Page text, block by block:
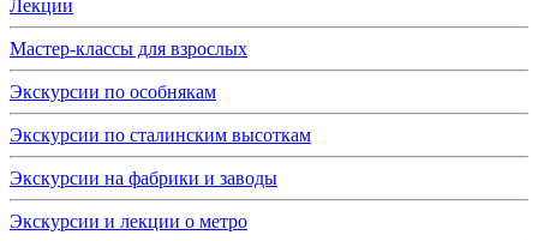
Лекции
Мастер-классы для взрослых
Экскурсии по особнякам
Экскурсии по сталинским высоткам
Экскурсии на фабрики и заводы
Экскурсии и лекции о метро